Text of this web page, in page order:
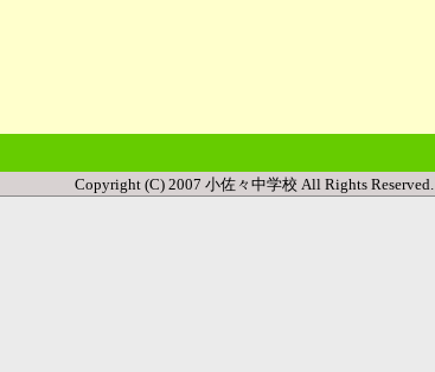
Copyright (C) 2007 小佐々中学校 All Rights Reserved.